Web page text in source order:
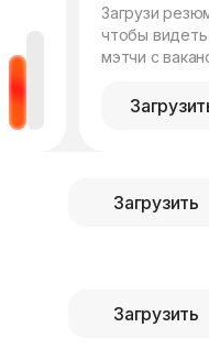
Загрузи
чтобы видеть
мэтчи с
Загрузить
Загрузить